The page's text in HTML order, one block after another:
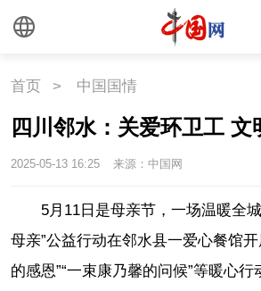
首页 > 中国国情
四川邻水：关爱环卫工 文
2025-05-13 16:25 来源：中国网
5月11日是母亲节，一场温暖全
母亲”公益行动在邻水县一爱心餐馆
的感恩”“一束康乃馨的问候”等暖心